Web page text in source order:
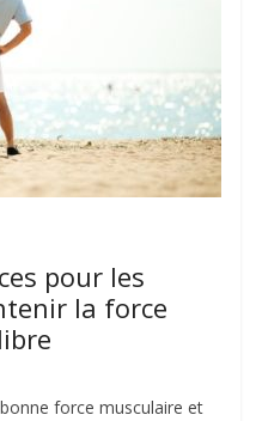
pour les
la force
force musculaire et